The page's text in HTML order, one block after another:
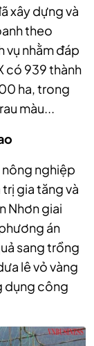
xây dựng và
theo
vụ nhằm đáp
có 939 thành
ha, trong
màu...
nông nghiệp
gia tăng và
Nhơn giai
án
sang trồng
lê vỏ vàng
dụng công